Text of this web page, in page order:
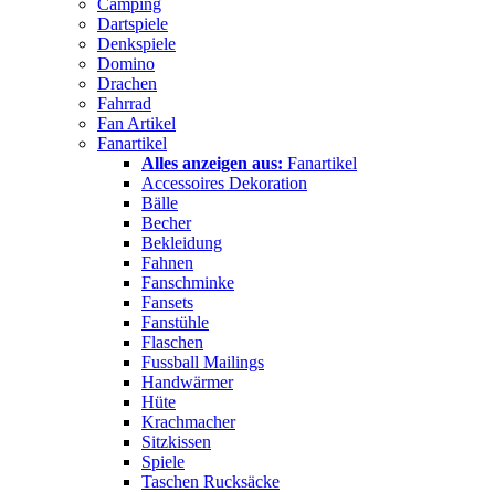
Camping
Dartspiele
Denkspiele
Domino
Drachen
Fahrrad
Fan Artikel
Fanartikel
Alles anzeigen aus: Fanartikel
Accessoires Dekoration
Bälle
Becher
Bekleidung
Fahnen
Fanschminke
Fansets
Fanstühle
Flaschen
Fussball Mailings
Handwärmer
Hüte
Krachmacher
Sitzkissen
Spiele
Taschen Rucksäcke